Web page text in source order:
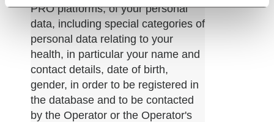
PRO platforms, of your personal
data, including special categories of
personal data relating to your
health, in particular your name and
contact details, date of birth,
gender, in order to be registered in
the database and to be contacted
by the Operator or the Operator's